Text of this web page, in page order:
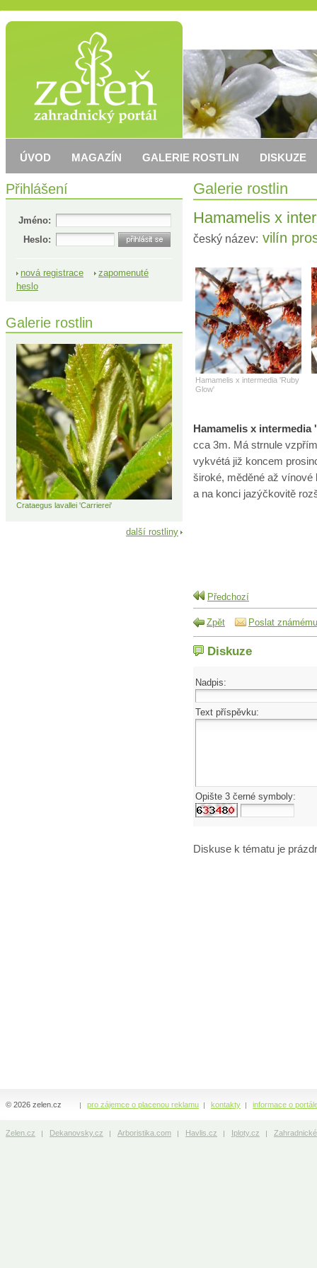
Galerie rostlin
Hamamelis x
český název: vilín
Hamamelis x intermedia 'Ruby
Glow'
Hamamelis x intermedia
cca 3m. Má strnule
vykvétá již koncem
široké, měděné až
a na konci jazýčkovitě
Předchozí
Zpět Poslat známému
Diskuze
Nadpis:
Text příspěvku:
Opište 3 černé symboly:
Diskuse k tématu je
Přihlášení
Jméno:
Heslo:
nová registrace
zapomenuté
heslo
Galerie rostlin
Crataegus lavallei 'Carrierei'
další rostliny
ÚVOD MAGAZÍN GALERIE ROSTLIN DISKUZE
pro zájemce o placenou reklamu kontakty informace o
© 2026 zelen.cz
Zelen.cz Dekanovsky.cz Arboristika.com Havlis.cz Iploty.cz